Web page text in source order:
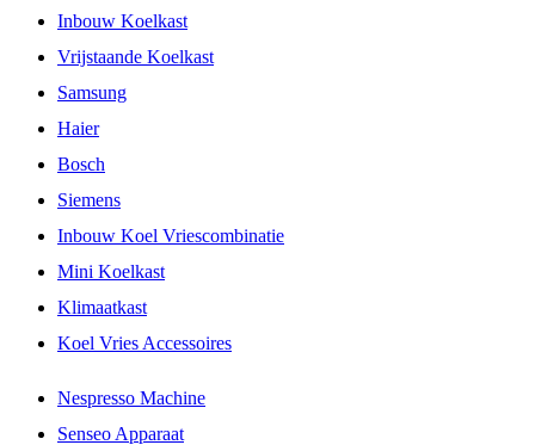
Inbouw Koelkast
Vrijstaande Koelkast
Samsung
Haier
Bosch
Siemens
Inbouw Koel Vriescombinatie
Mini Koelkast
Klimaatkast
Koel Vries Accessoires
Nespresso Machine
Senseo Apparaat